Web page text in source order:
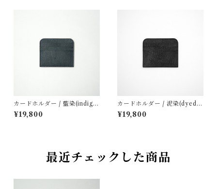
カードホルダー / 藍染(indigo
dye)
¥19,800
カードホルダー / 泥染(dyed i
n mud)
¥19,800
最近チェックした商品